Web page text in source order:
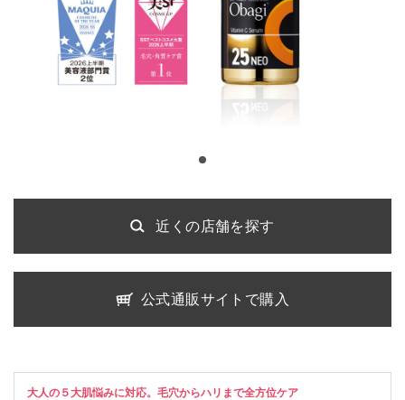
近くの店舗を探す
公式通販サイトで購入
大人の５大肌悩みに対応。毛穴からハリまで全方位ケア